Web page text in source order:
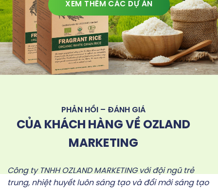
XEM THÊM CÁC DỰ ÁN
PHẢN HỒI – ĐÁNH GIÁ
CỦA KHÁCH HÀNG VỀ OZLAND
MARKETING
Công ty TNHH OZLAND MARKETING với đội ngũ trẻ
trung, nhiệt huyết luôn sáng tạo và đổi mới sáng tạo